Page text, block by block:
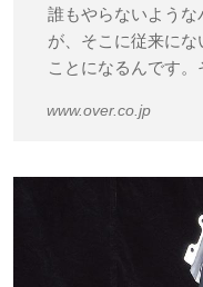
誰もやらないよう
が、そこに従来に
ことになるんです
www.over.co.jp